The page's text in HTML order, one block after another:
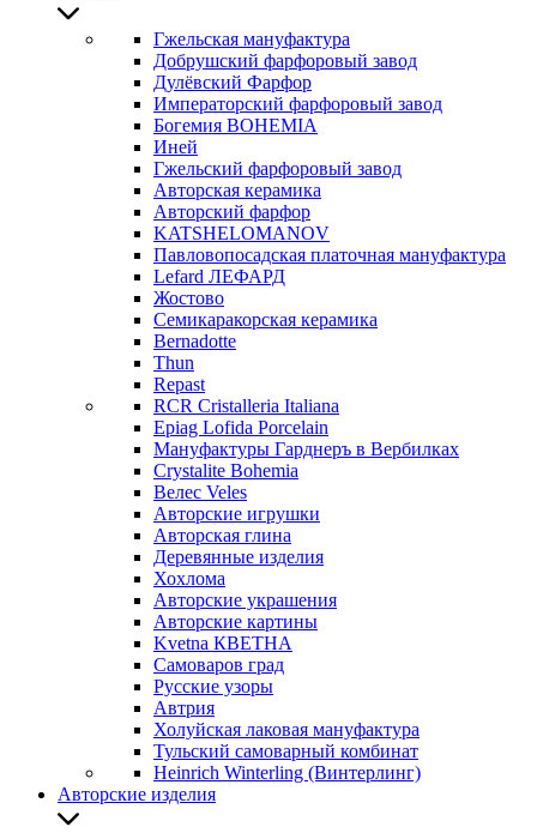
Гжельская мануфактура
Добрушский фарфоровый завод
Дулёвский Фарфор
Императорский фарфоровый завод
Богемия BOHEMIA
Иней
Гжельский фарфоровый завод
Авторская керамика
Авторский фарфор
KATSHELOMANOV
Павловопосадская платочная мануфактура
Lefard ЛЕФАРД
Жостово
Семикаракорская керамика
Bernadotte
Thun
Repast
RCR Cristalleria Italiana
Epiag Lofida Porcelain
Мануфактуры Гарднеръ в Вербилках
Crystalite Bohemia
Велес Veles
Авторские игрушки
Авторская глина
Деревянные изделия
Хохлома
Авторские украшения
Авторские картины
Kvetna КВЕТНА
Самоваров град
Русские узоры
Автрия
Холуйская лаковая мануфактура
Тульский самоварный комбинат
Heinrich Winterling (Винтерлинг)
Авторские изделия